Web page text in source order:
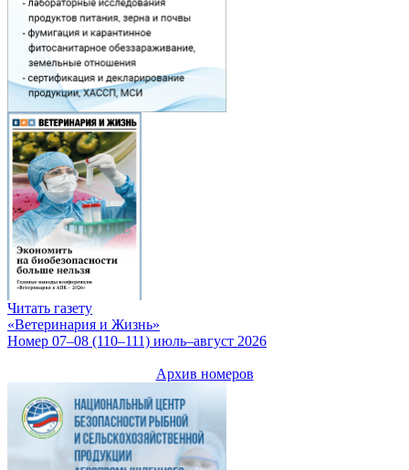
Читать газету
«Ветеринария и Жизнь»
Номер 07–08 (110–111) июль–август 2026
Архив номеров